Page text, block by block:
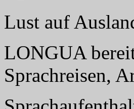
Lust auf
LONGUA
Sprachreisen,